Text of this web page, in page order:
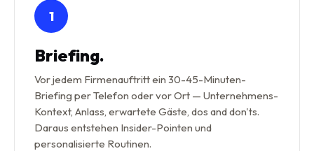
1
Briefing.
Vor jedem Firmenauftritt ein 30-45-Minuten-
Briefing per Telefon oder vor Ort — Unternehmens-
Kontext, Anlass, erwartete Gäste, dos and don'ts.
Daraus entstehen Insider-Pointen und
personalisierte Routinen.